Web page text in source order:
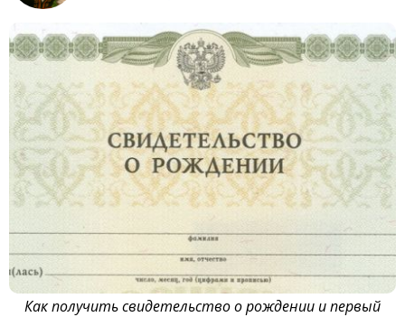
Как получить свидетельство о рождении и первый